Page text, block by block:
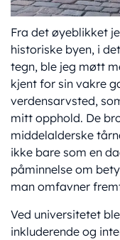
Fra det øyeblikket
historiske byen, i
tegn, ble jeg møtt
kjent for sin vakre
verdensarvsted,
mitt opphold. De
middelalderske
ikke bare som en
påminnelse om
man omfavner
Ved universitetet
inkluderende og